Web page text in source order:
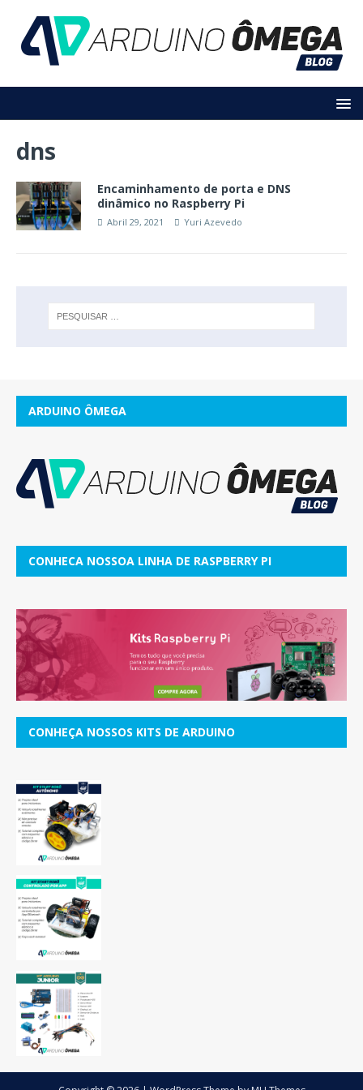
dns
Encaminhamento de porta e DNS
dinâmico no Raspberry Pi
Abril 29, 2021 Yuri Azevedo
ARDUINO ÔMEGA
CONHECA NOSSOA LINHA DE RASPBERRY PI
CONHEÇA NOSSOS KITS DE ARDUINO